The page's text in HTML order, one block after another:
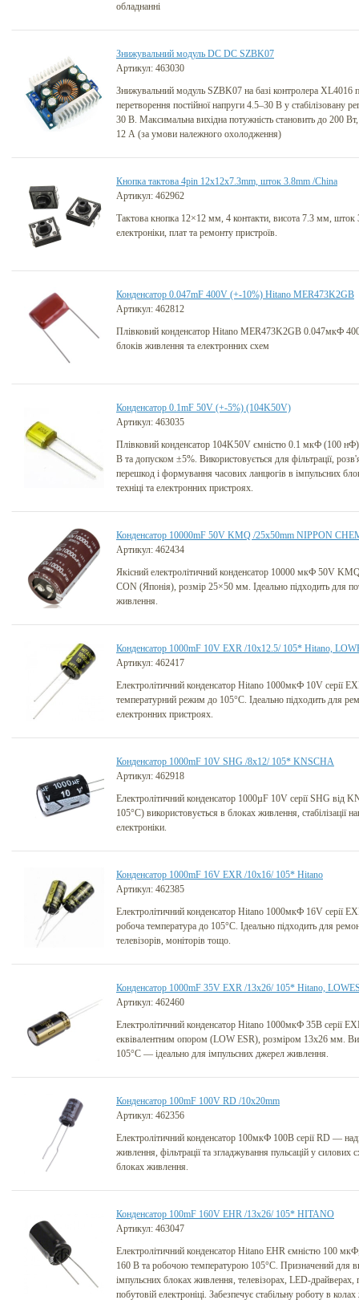
обладнанні
Знижувальний модуль DC DC SZBK07
Артикул: 463030
Знижувальний модуль SZBK07 на базі контролера XL4016
перетворення постійної напруги 4.5–30 В у стабілізовану
30 В. Максимальна вихідна потужність становить до 200
12 А (за умови належного охолодження)
Кнопка тактова 4pin 12x12x7.3mm, шток 3.8mm /China
Артикул: 462962
Тактова кнопка 12×12 мм, 4 контакти, висота 7.3 мм,
електроніки, плат та ремонту пристроїв.
Конденсатор 0.047mF 400V (+-10%) Hitano MER473K2GB
Артикул: 462812
Плівковий конденсатор Hitano MER473K2GB 0.047мкФ
блоків живлення та електронних схем
Конденсатор 0.1mF 50V (+-5%) (104K50V)
Артикул: 463035
Плівковий конденсатор 104K50V ємністю 0.1 мкФ (100
В та допуском ±5%. Використовується для фільтрації,
перешкод і формування часових ланцюгів в імпульсних
техніці та електронних пристроях.
Конденсатор 10000mF 50V KMQ /25x50mm NIPPON
Артикул: 462434
Якісний електролітичний конденсатор 10000 мкФ 50V
CON (Японія), розмір 25×50 мм. Ідеально підходить для
живлення.
Конденсатор 1000mF 10V EXR /10x12.5/ 105* Hitano,
Артикул: 462417
Електролітичний конденсатор Hitano 1000мкФ 10V серії
температурний режим до 105°C. Ідеально підходить для
електронних пристроях.
Конденсатор 1000mF 10V SHG /8x12/ 105* KNSCHA
Артикул: 462918
Електролітичний конденсатор 1000µF 10V серії SHG від
105°C) використовується в блоках живлення, стабілізації
електроніки.
Конденсатор 1000mF 16V EXR /10x16/ 105* Hitano
Артикул: 462385
Електролітичний конденсатор Hitano 1000мкФ 16V серії
робоча температура до 105°C. Ідеально підходить для
телевізорів, моніторів тощо.
Конденсатор 1000mF 35V EXR /13x26/ 105* Hitano,
Артикул: 462460
Електролітичний конденсатор Hitano 1000мкФ 35В серії
еквівалентним опором (LOW ESR), розміром 13x26 мм.
105°C — ідеально для імпульсних джерел живлення.
Конденсатор 100mF 100V RD /10x20mm
Артикул: 462356
Електролітичний конденсатор 100мкФ 100В серії RD —
живлення, фільтрації та згладжування пульсацій у силових
блоках живлення.
Конденсатор 100mF 160V EHR /13x26/ 105* HITANO
Артикул: 463047
Електролітичний конденсатор Hitano EHR ємністю 100
160 В та робочою температурою 105°C. Призначений для
імпульсних блоках живлення, телевізорах, LED-драйверах,
побутовій електроніці. Забезпечує стабільну роботу в